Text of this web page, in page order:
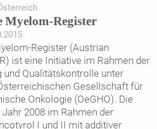
Myelom-Register
Register (Austrian
ist eine Initiative im Rahmen der
Qualitätskontrolle unter
Gesellschaft für
Onkologie (OeGHO). Die
2008 im Rahmen der
I und II mit additiver